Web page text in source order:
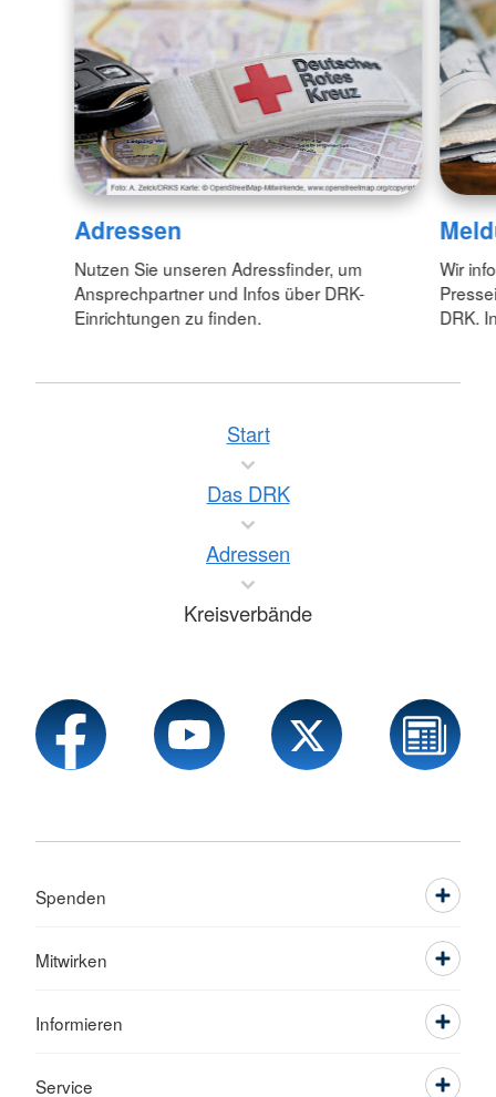
Adressen
Nutzen Sie unseren Adressfinder, um
Ansprechpartner und Infos über DRK-
Einrichtungen zu finden.
Wir
DRK.
Start
Das DRK
Adressen
Kreisverbände
Spenden
Mitwirken
Informieren
Service